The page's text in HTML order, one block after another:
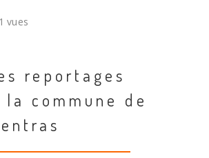
vues
reportages
la commune de